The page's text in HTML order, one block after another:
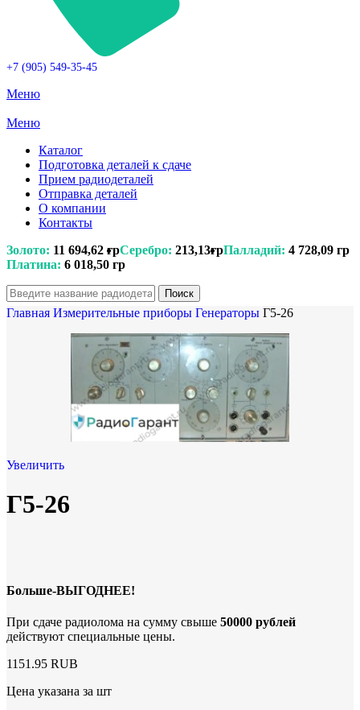
+7 (905) 549-35-45
Меню
Меню
Каталог
Подготовка деталей к сдаче
Прием радиодеталей
Отправка деталей
О компании
Контакты
Золото: 11 694,62 грСеребро: 213,13грПалладий: 4 728,09 гр
Платина: 6 018,50 гр
Поиск
Главная Измерительные приборы Генераторы Г5-26
Увеличить
Г5-26
Больше-ВЫГОДНЕЕ!
При сдаче радиолома на сумму свыше 50000 рублей
действуют специальные цены.
1151.95 RUB
Цена указана за шт